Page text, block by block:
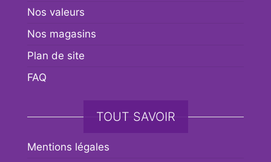
Nos valeurs
Nos magasins
Plan de site
FAQ
TOUT SAVOIR
Mentions légales